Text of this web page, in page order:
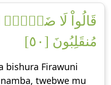
قَالُواْ لَا ضَيۡرَۖ
مُنقَلِبُونَ [٥٠]
bishura Firawuni
twebwe mu